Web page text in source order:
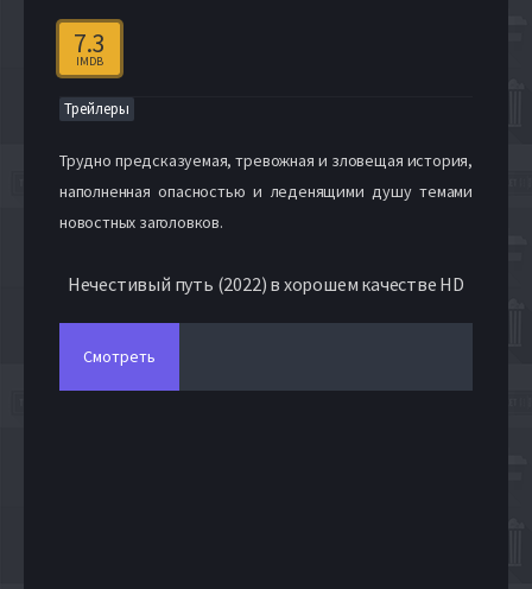
7.3
IMDB
Трейлеры
Трудно предсказуемая, тревожная и зловещая история,
наполненная опасностью и леденящими душу темами
новостных заголовков.
Нечестивый путь (2022) в хорошем качестве HD
Смотреть